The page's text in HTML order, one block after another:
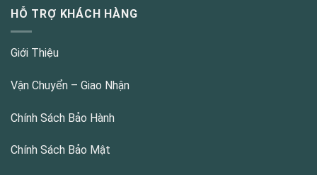
HỖ TRỢ KHÁCH HÀNG
Giới Thiệu
Vận Chuyển – Giao Nhận
Chính Sách Bảo Hành
Chính Sách Bảo Mật